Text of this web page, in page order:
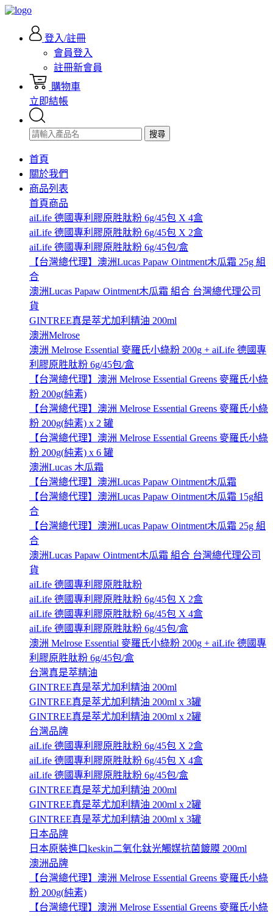
登入/註冊
會員登入
註冊新會員
購物車
立即結帳
搜尋
首頁
關於我們
商品列表
首頁商品
aiLife 德國專利膠原胜肽粉 6g/45包 X 4盒
aiLife 德國專利膠原胜肽粉 6g/45包 X 2盒
aiLife 德國專利膠原胜肽粉 6g/45包/盒
【台灣總代理】澳洲Lucas Papaw Ointment木瓜霜 25g 組
合
澳洲Lucas Papaw Ointment木瓜霜 組合 台灣總代理公司
貨
GINTREE真是萃尤加利精油 200ml
澳洲Melrose
澳洲 Melrose Essential 麥羅氏小綠粉 200g + aiLife 德國專
利膠原胜肽粉 6g/45包/盒
【台灣總代理】澳洲 Melrose Essential Greens 麥羅氏小綠
粉 200g(純素)
【台灣總代理】澳洲 Melrose Essential Greens 麥羅氏小綠
粉 200g(純素) x 2 罐
【台灣總代理】澳洲 Melrose Essential Greens 麥羅氏小綠
粉 200g(純素) x 6 罐
澳洲Lucas 木瓜霜
【台灣總代理】澳洲Lucas Papaw Ointment木瓜霜
【台灣總代理】澳洲Lucas Papaw Ointment木瓜霜 15g組
合
【台灣總代理】澳洲Lucas Papaw Ointment木瓜霜 25g 組
合
澳洲Lucas Papaw Ointment木瓜霜 組合 台灣總代理公司
貨
aiLife 德國專利膠原胜肽粉
aiLife 德國專利膠原胜肽粉 6g/45包 X 2盒
aiLife 德國專利膠原胜肽粉 6g/45包 X 4盒
aiLife 德國專利膠原胜肽粉 6g/45包/盒
澳洲 Melrose Essential 麥羅氏小綠粉 200g + aiLife 德國專
利膠原胜肽粉 6g/45包/盒
台灣真是萃精油
GINTREE真是萃尤加利精油 200ml
GINTREE真是萃尤加利精油 200ml x 3罐
GINTREE真是萃尤加利精油 200ml x 2罐
台灣品牌
aiLife 德國專利膠原胜肽粉 6g/45包 X 2盒
aiLife 德國專利膠原胜肽粉 6g/45包 X 4盒
aiLife 德國專利膠原胜肽粉 6g/45包/盒
GINTREE真是萃尤加利精油 200ml
GINTREE真是萃尤加利精油 200ml x 2罐
GINTREE真是萃尤加利精油 200ml x 3罐
日本品牌
日本原裝進口keskin二氧化鈦光觸媒抗菌鍍膜 200ml
澳洲品牌
【台灣總代理】澳洲 Melrose Essential Greens 麥羅氏小綠
粉 200g(純素)
【台灣總代理】澳洲 Melrose Essential Greens 麥羅氏小綠